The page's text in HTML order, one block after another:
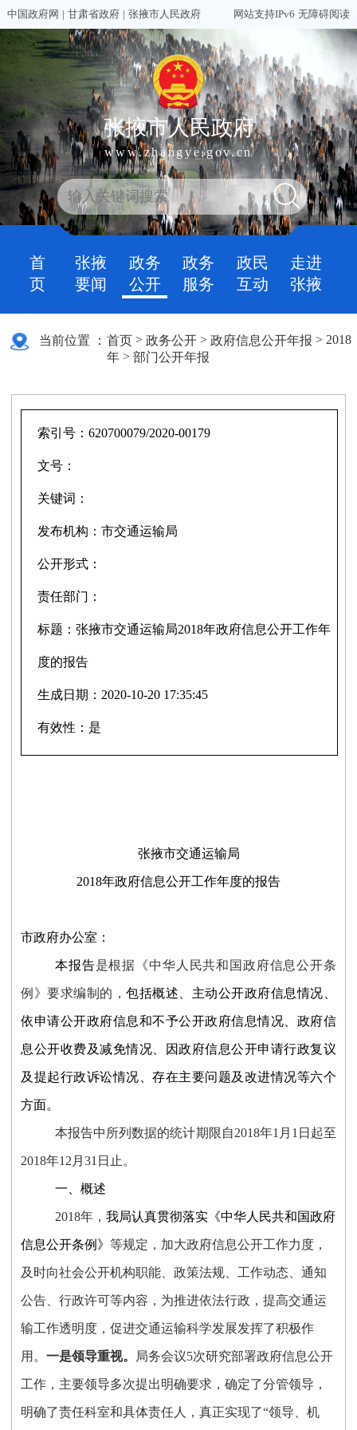
中国政府网 | 甘肃省政府 | 张掖市人民政府 网站支持IPv6 无障碍阅读
张掖市人民政府
www.zhangye.gov.cn
首
页
张掖
要闻
政务
公开
政务
服务
政民
互动
走进
张掖
当前位置 ： 首页 >政务公开 >政府信息公开年报 > 2018
年 >部门公开年报
索引号：620700079/2020-00179
文号：
关键词：
发布机构：市交通运输局
公开形式：
责任部门：
标题：张掖市交通运输局2018年政府信息公开工作年
度的报告
生成日期： 2020-10-20 17:35:45
有效性： 是
张掖市交通运输局
2018年政府信息公开工作年度的报告
市政府办公室：
本报告是根据《中华人民共和国政府信息公开条
例》要求编制的，包括概述、主动公开政府信息情况、
依申请公开政府信息和不予公开政府信息情况、政府信
息公开收费及减免情况、因政府信息公开申请行政复议
及提起行政诉讼情况、存在主要问题及改进情况等六个
方面。
本报告中所列数据的统计期限自2018年1月1日起至
2018年12月31日止。
一、概述
2018年，我局认真贯彻落实《中华人民共和国政府
信息公开条例》等规定，加大政府信息公开工作力度，
及时向社会公开机构职能、政策法规、工作动态 、通知
公告、行政许可等内容，为推进依法行政，提高交通运
输工作透明度，促进交通运输科学发展发挥了积极作
用。一是领导重视。 局务会议5次研究部署政府信息公开
工作，主要领导多次提出明确要求，确定了分管领导，
明确了责任科室和具体责任人 ，真正实现了“领导、机